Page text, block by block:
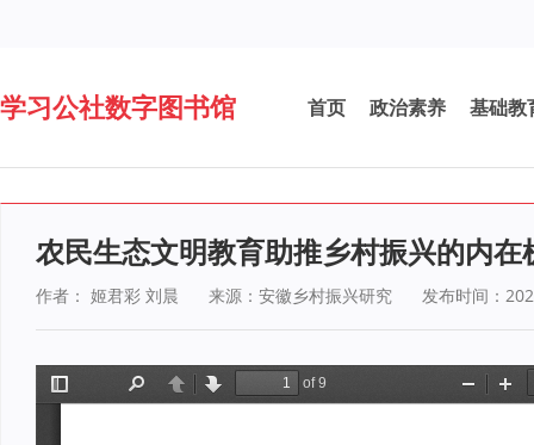
学习公社数字图书馆 首页 政治素养 基础教
农民生态文明教育助推乡村振兴的内在
作者： 姬君彩 刘晨 来源：安徽乡村振兴研究 发布时间：